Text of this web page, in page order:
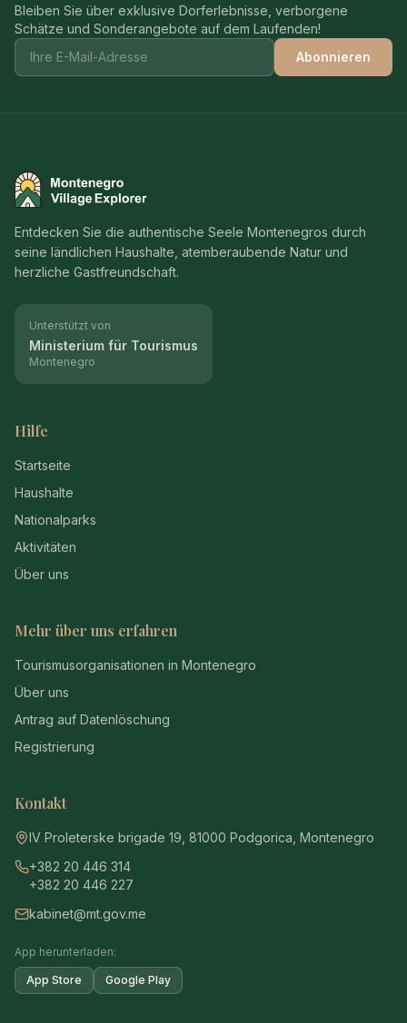
Bleiben Sie über exklusive Dorferlebnisse, verborgene
Schätze und Sonderangebote auf dem Laufenden!
Abonnieren
Montenegro Village Explorer
Entdecken Sie die authentische Seele Montenegros durch
seine ländlichen Haushalte, atemberaubende Natur und
herzliche Gastfreundschaft.
Unterstützt von
Ministerium für Tourismus
Montenegro
Hilfe
Startseite
Haushalte
Nationalparks
Aktivitäten
Über uns
Mehr über uns erfahren
Tourismusorganisationen in Montenegro
Über uns
Antrag auf Datenlöschung
Registrierung
Kontakt
IV Proleterske brigade 19, 81000 Podgorica, Montenegro
+382 20 446 314
+382 20 446 227
kabinet@mt.gov.me
App herunterladen:
App Store Google Play